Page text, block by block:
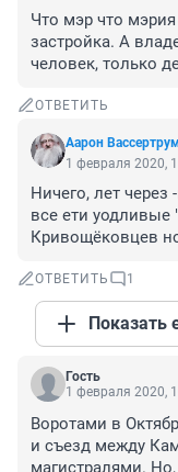
Что мэр что
застройка. А
человек, только
ОТВЕТИТЬ
Аарон
1 февраля 2020,
Ничего, лет
все ети уодливые
Кривощёковцев
ОТВЕТИТЬ 1
Показать
Гость
1 февраля 2020,
Воротами в
и съезд между
магистралями.